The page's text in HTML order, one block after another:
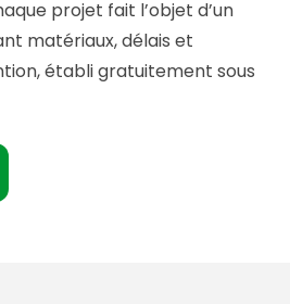
projet fait l’objet d’un
matériaux, délais et
établi gratuitement sous